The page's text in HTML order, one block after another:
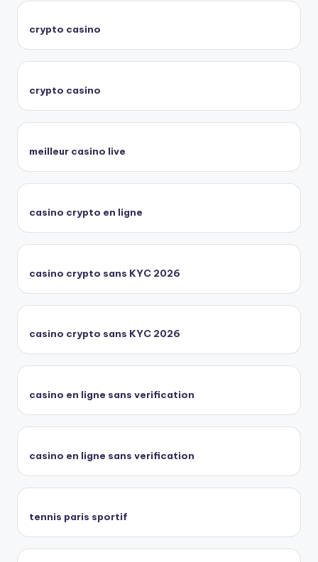
crypto casino
crypto casino
meilleur casino live
casino crypto en ligne
casino crypto sans KYC 2026
casino crypto sans KYC 2026
casino en ligne sans verification
casino en ligne sans verification
tennis paris sportif